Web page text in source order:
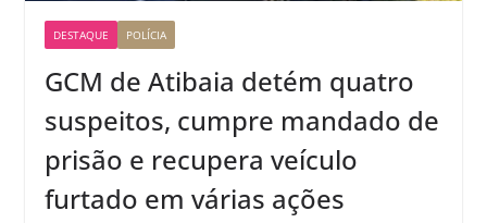
DESTAQUE POLÍCIA
GCM de Atibaia detém quatro
suspeitos, cumpre mandado de
prisão e recupera veículo
furtado em várias ações